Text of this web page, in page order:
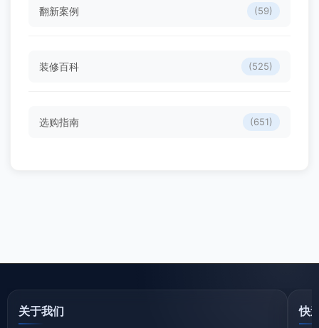
翻新案例 (59)
装修百科 (525)
选购指南 (651)
关于我们 快